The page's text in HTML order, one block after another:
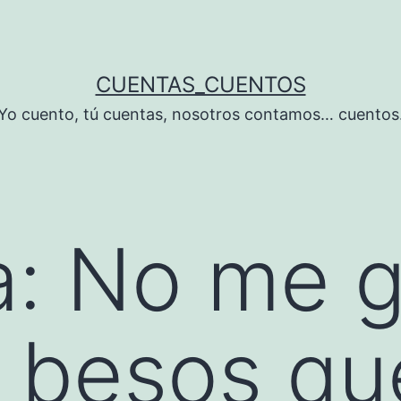
CUENTAS_CUENTOS
cuento, tú cuentas, nosotros contamos…
No me